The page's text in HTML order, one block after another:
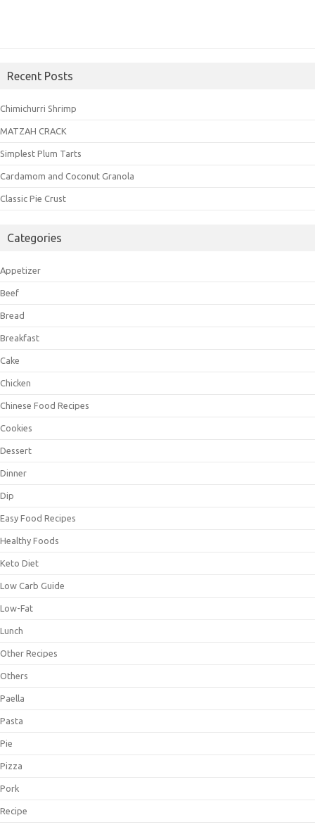
Recent Posts
Chimichurri Shrimp
MATZAH CRACK
Simplest Plum Tarts
Cardamom and Coconut Granola
Classic Pie Crust
Categories
Appetizer
Beef
Bread
Breakfast
Cake
Chicken
Chinese Food Recipes
Cookies
Dessert
Dinner
Dip
Easy Food Recipes
Healthy Foods
Keto Diet
Low Carb Guide
Low-Fat
Lunch
Other Recipes
Others
Paella
Pasta
Pie
Pizza
Pork
Recipe